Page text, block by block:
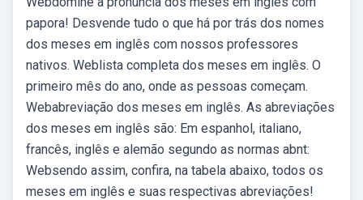
papora! Desvende tudo o que há por trás dos nomes
dos meses em inglês com nossos professores
nativos. Weblista completa dos meses em inglês. O
primeiro mês do ano, onde as pessoas começam.
Webabreviação dos meses em inglês. As abreviações
dos meses em inglês são: Em espanhol, italiano,
francês, inglês e alemão segundo as normas abnt:
Websendo assim, confira, na tabela abaixo, todos os
meses em inglês e suas respectivas abreviações!